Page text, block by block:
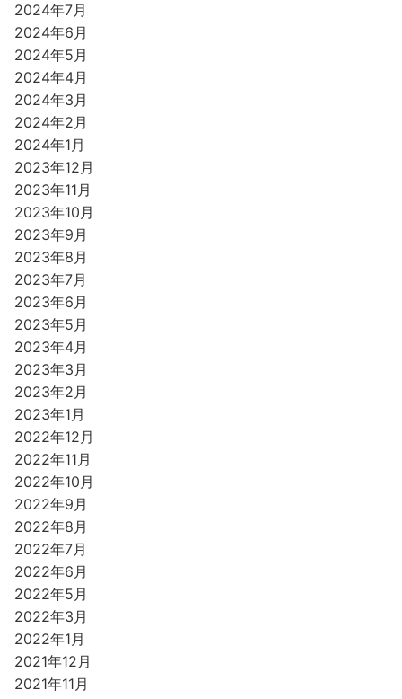
2024年7月
2024年6月
2024年5月
2024年4月
2024年3月
2024年2月
2024年1月
2023年12月
2023年11月
2023年10月
2023年9月
2023年8月
2023年7月
2023年6月
2023年5月
2023年4月
2023年3月
2023年2月
2023年1月
2022年12月
2022年11月
2022年10月
2022年9月
2022年8月
2022年7月
2022年6月
2022年5月
2022年3月
2022年1月
2021年12月
2021年11月